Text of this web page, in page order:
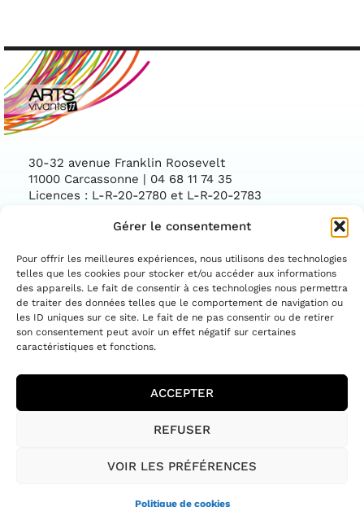
Gérer le consentement
Pour offrir les meilleures expériences, nous utilisons des technologies
telles que les cookies pour stocker et/ou accéder aux informations
des appareils. Le fait de consentir à ces technologies nous permettra
de traiter des données telles que le comportement de navigation ou
les ID uniques sur ce site. Le fait de ne pas consentir ou de retirer
son consentement peut avoir un effet négatif sur certaines
caractéristiques et fonctions.
ACCEPTER
REFUSER
VOIR LES PRÉFÉRENCES
Politique de cookies
30-32 avenue Franklin Roosevelt
11000 Carcassonne | 04 68 11 74 35
Licences : L-R-20-2780 et L-R-20-2783
Facebook
ASSOCIATION CONVENTIONNÉE PAR LE
DÉPARTEMENT DE L'AUDE ET LA DIRECTION
RÉGIONALE DES AFFAIRES CULTURELLES
OCCITANIE
POLITIQUE DE COOKIES (UE)
CONDITIONS GÉNÉRALES